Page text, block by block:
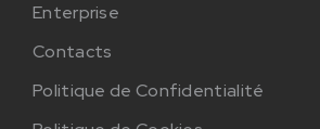
Enterprise
Contacts
Politique de Confidentialité